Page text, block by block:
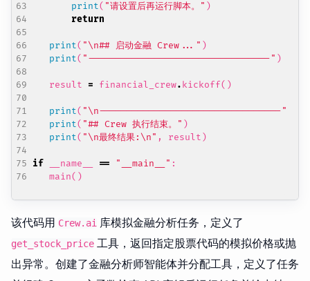
print( "请设置后再运行脚本。" )
return
print( "\n## 启动金融 Crew..." )
print( "---------------------------------" )
result = financial_crew. kickoff()
print( "\n---------------------------------"
print( "## Crew 执行结束。" )
print( "\n最终结果: \n" , result )
if __name__ == "__main__" :
main()
该代码用 Crew.ai 库模拟金融分析任务，定义了
get_stock_price 工具，返回指定股票代码的模拟价格或抛
出异常。创建了金融分析师智能体并分配工具，定义了任务